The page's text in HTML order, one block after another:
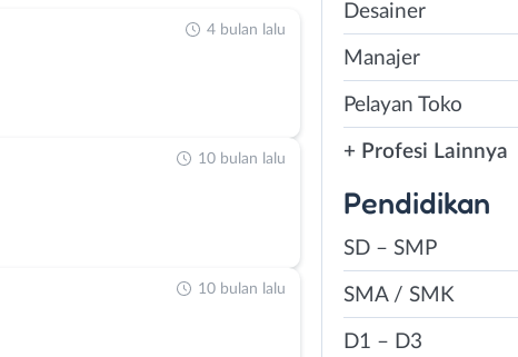
4 bulan lalu
10 bulan lalu
10 bulan lalu
Desainer
Manajer
Pelayan Toko
+ Profesi Lainnya
Pendidikan
SD – SMP
SMA / SMK
D1 – D3